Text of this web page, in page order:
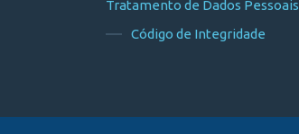
Tratamento de Dados Pessoais
Código de Integridade